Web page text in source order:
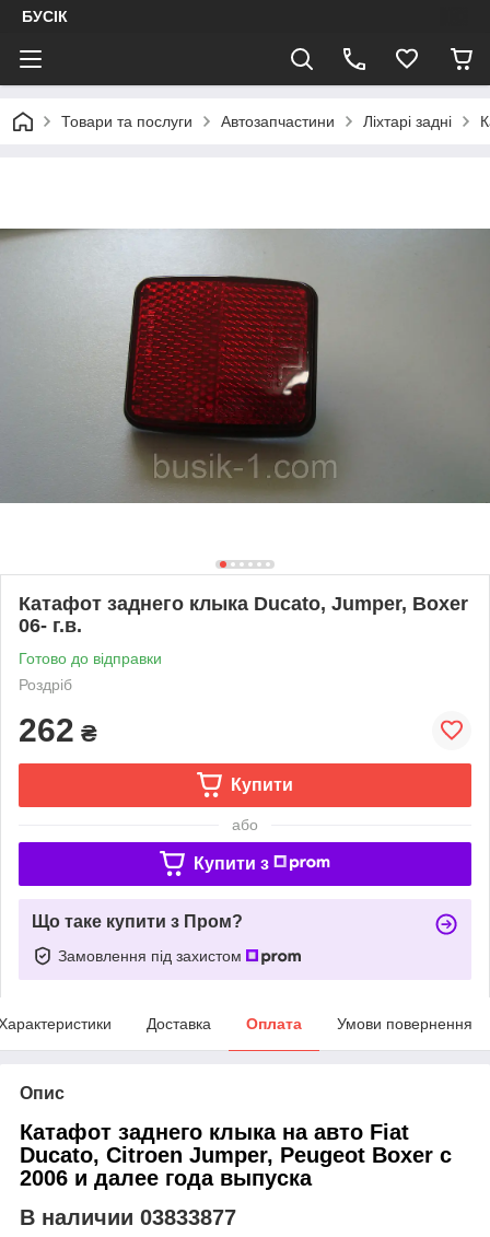
БУСІК
Товари та послуги Автозапчастини Ліхтарі задні
Катафот заднего клыка Ducato, Jumper, Boxer
06- г.в.
Готово до відправки
Роздріб
262 ₴
Купити
або
Купити з
Що таке купити з Пром?
Замовлення під захистом
Доставка Оплата Умови повернення
Опис
Катафот заднего клыка на авто Fiat
Ducato, Citroen Jumper, Peugeot Boxer с
2006 и далее года выпуска
В наличии 03833877